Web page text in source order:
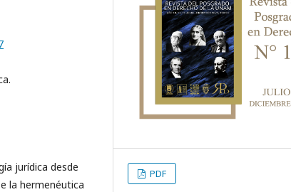
jurídica desde
la hermenéutica
PDF